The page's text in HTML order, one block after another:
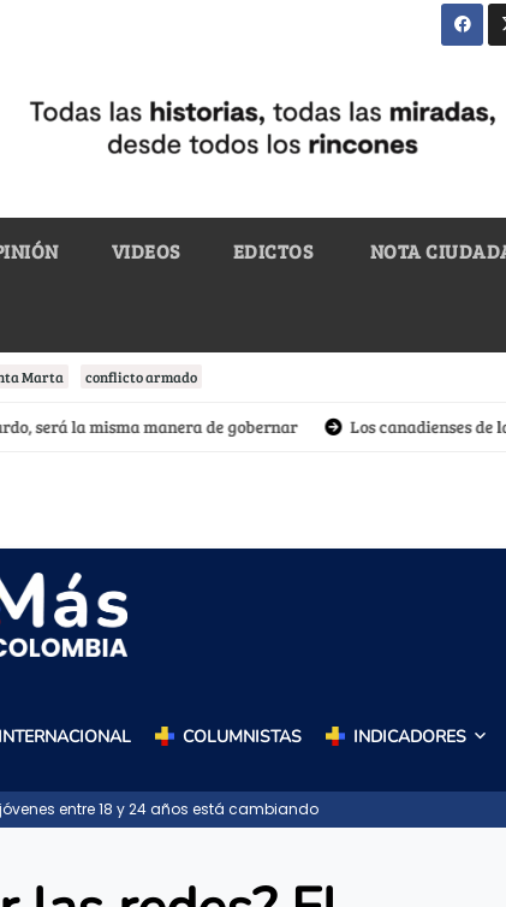
VIDEOS EDICTOS NOTA
Marta conflicto armado
la misma manera de gobernar Los canadienses de la